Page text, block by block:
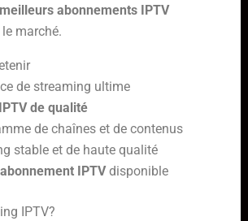
meilleurs abonnements IPTV
marché.
de streaming ultime
de qualité
de chaînes et de contenus
stable et de haute qualité
abonnement IPTVdisponible
IPTV?